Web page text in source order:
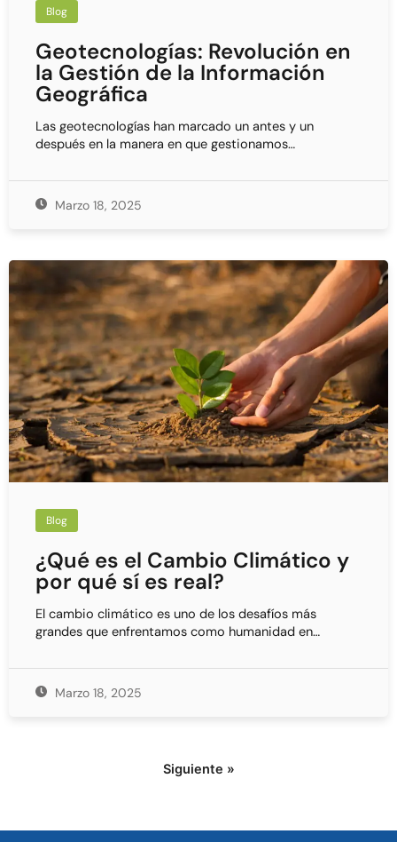
Blog
Geotecnologías: Revolución en
la Gestión de la Información
Geográfica
Las geotecnologías han marcado un antes y un
después en la manera en que gestionamos…
Marzo 18, 2025
Blog
¿Qué es el Cambio Climático y
por qué sí es real?
El cambio climático es uno de los desafíos más
grandes que enfrentamos como humanidad en…
Marzo 18, 2025
Siguiente »